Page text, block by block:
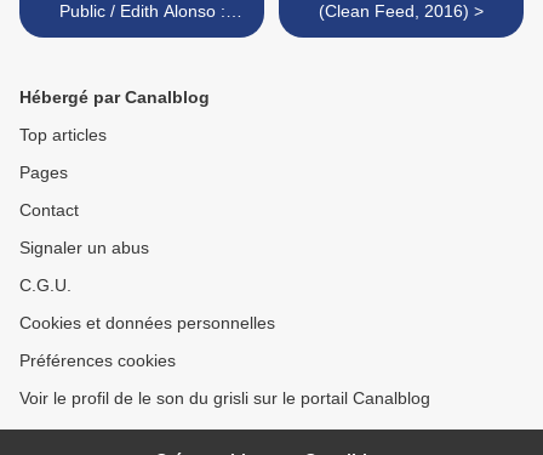
Public / Edith Alonso :
Collapse (Aural Terrains,
(Clean Feed, 2016) >
Hébergé par Canalblog
Top articles
Pages
Contact
Signaler un abus
C.G.U.
Cookies et données personnelles
Préférences cookies
Voir le profil de le son du grisli sur le portail Canalblog